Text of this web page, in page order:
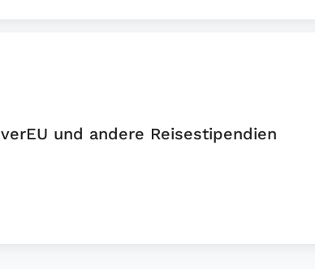
und andere Reisestipendien